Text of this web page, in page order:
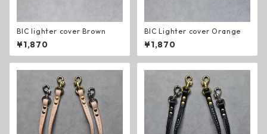
BIC lighter cover Brown
¥1,870
BIC Lighter cover Orange
¥1,870